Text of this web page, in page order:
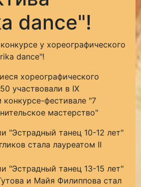
dance"!
у хореографического
dance"!
хореографического
участвовали в IX
фестивале "7
мастерство"
"Эстрадный танец 10-12 лет"
стала лауреатом II
"Эстрадный танец 13-15 лет"
и Майя Филиппова стал